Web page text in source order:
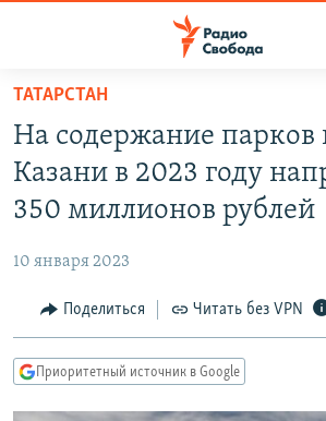
упрощенного
доступа
Вернуться
основному
Вернутся
Вернутся
ПОДКАСТЫ
АВТОРСКИЕ ПРОЕКТЫ
МНЕНИЯ
КУЛЬТУРА
КАВКАЗ.РЕАЛИИ
ТАТАРСТАН
На содержание парков
Казани в 2023 году
350 миллионов рублей
10 января 2023
Поделиться Читать без VPN
Приоритетный источник в Google